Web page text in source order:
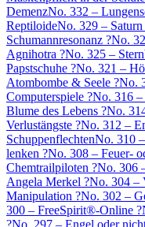
DemenzNo. 332 –
ReptiloideNo. 329 – Saturn
Schumannresonanz ?No.
Agnihotra ?No. 325 –
Papstschuhe ?No. 321 –
Atombombe & Seele ?No.
Computerspiele ?No. 316
Blume des Lebens ?No.
Verlustängste ?No. 312 –
SchuppenflechtenNo. 310
lenken ?No. 308 – Feuer-
Chemtrailpiloten ?No. 306
Angela Merkel ?No. 304 –
Manipulation ?No. 302 –
300 – FreeSpirit®-Online ?
?No. 297 – Engel oder